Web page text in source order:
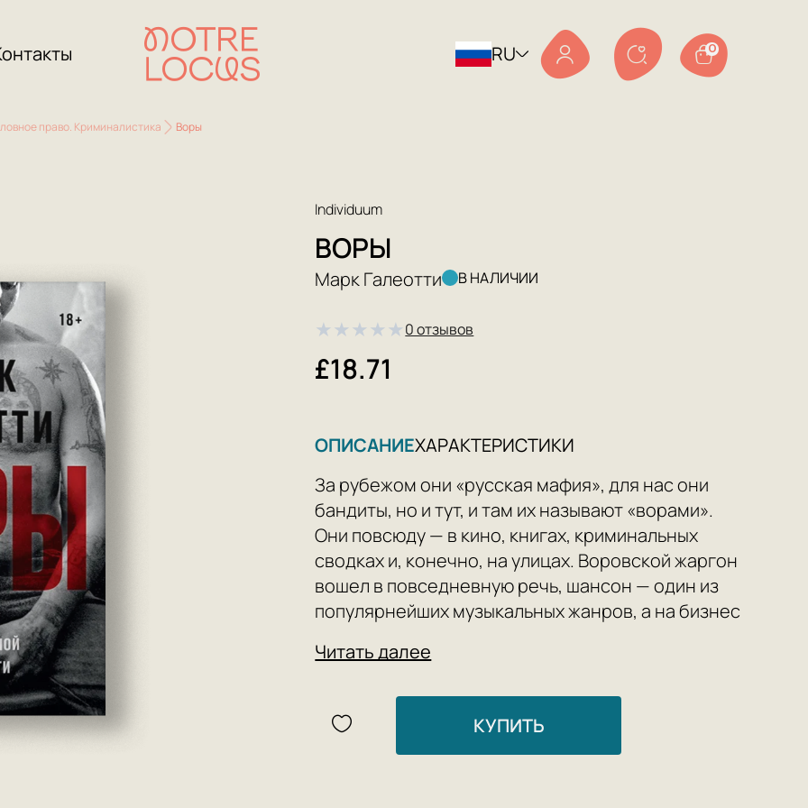
RU 0
право. Криминалистика Воры
Individuum
ВОРЫ
Марк Галеотти В НАЛИЧИИ
★★★★★0 отзывов
£18.71
ОПИСАНИЕХАРАКТЕРИСТИКИ
За рубежом они «русская мафия», для нас они
бандиты, но и тут, и там их называют «ворами».
Они повсюду — в кино, книгах, криминальных
сводках и, конечно, на улицах. Воровской жаргон
вошел в повседневную речь, шансон — один из
популярнейших музыкальных жанров, а на бизнес
мир. Вместе с тем «воры» все время меняются и
отказываются от принципов, за которые умирали
их предшественники, перенимают тактику у
зарубежных «коллег», осваивают новые
Читать далее
КУПИТЬ